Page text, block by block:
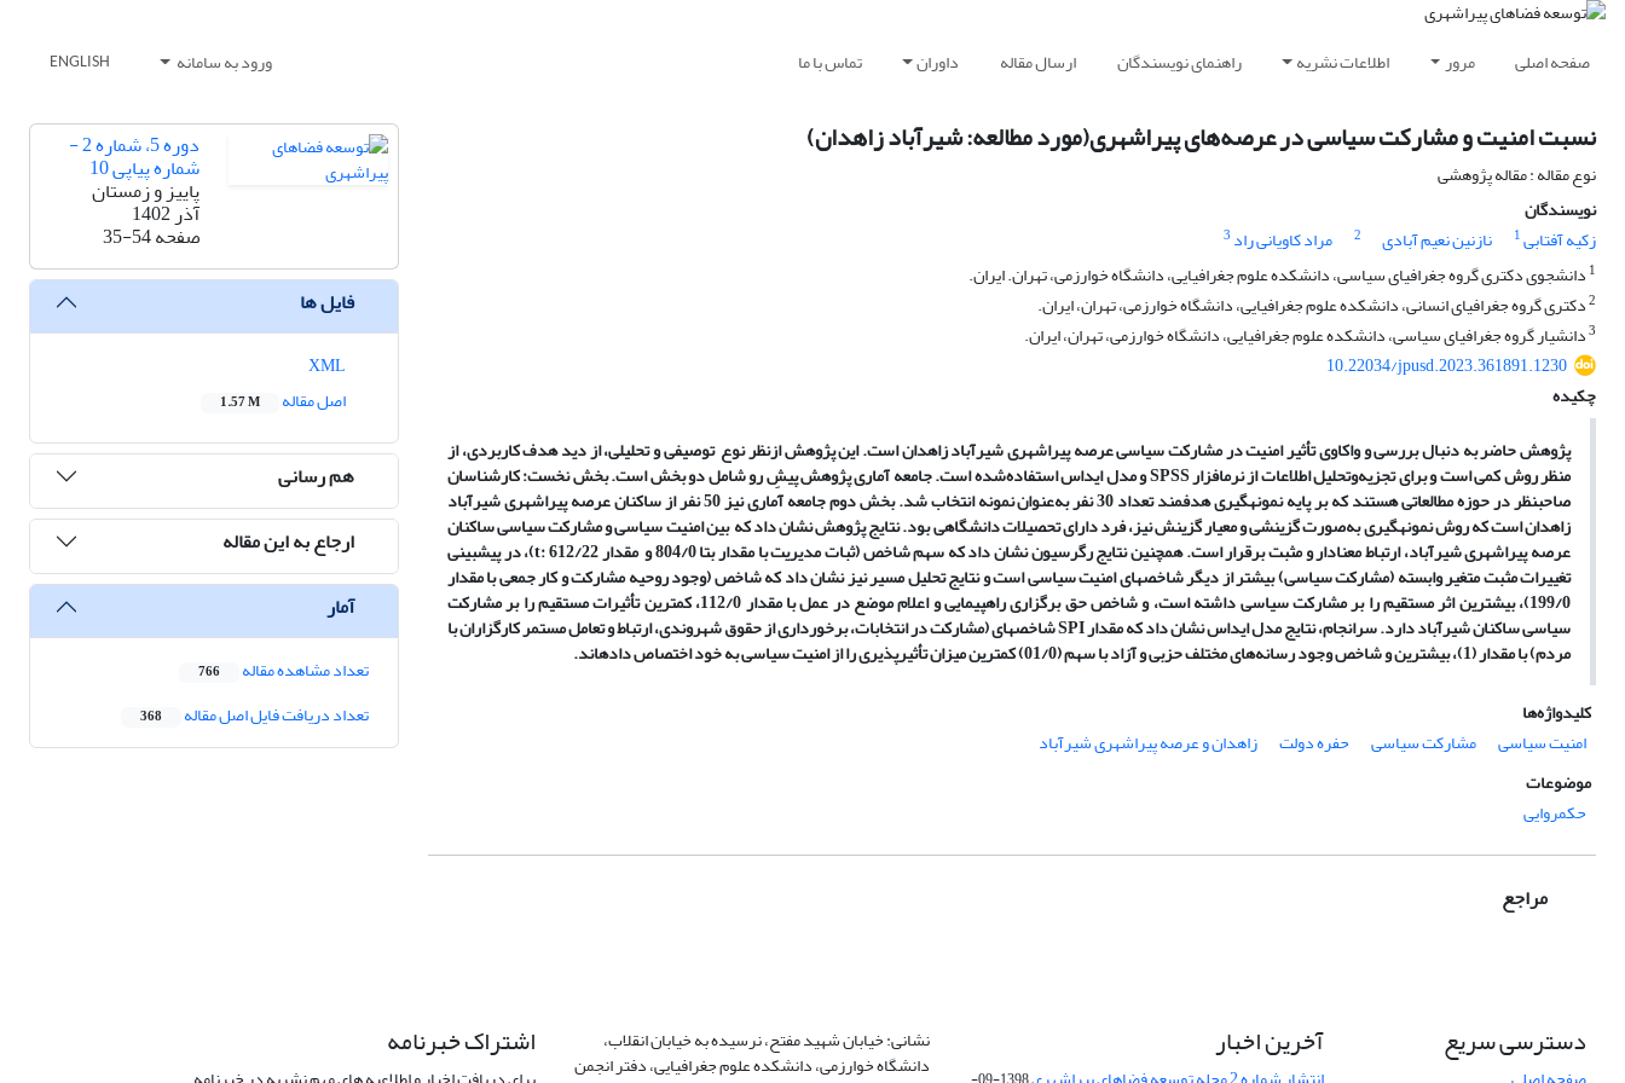
صفحه اصلی مرور اطلاعات نشریه راهنمای نویسندگان ارسال مقاله داوران تماس با ما ورود به سامانه ENGLISH
نسبت امنیت و مشارکت سیاسی در عرصه‌های پیراشهری(مورد مطالعه: شیرآباد زاهدان)
نوع مقاله : مقاله پژوهشی
نویسندگان
زکیه آفتابی1 نازنین نعیم آبادی 2 مراد کاویانی راد 3
1 دانشجوی دکتری گروه جغرافیای سیاسی، دانشکده علوم جغرافیایی، دانشگاه خوارزمی، تهران. ایران.
2دکتری گروه جغرافیای انسانی، دانشکده علوم جغرافیایی، دانشگاه خوارزمی، تهران، ایران.
3دانشیار گروه جغرافیای سیاسی، دانشکده علوم جغرافیایی، دانشگاه خوارزمی، تهران، ایران.
10.22034/jpusd.2023.361891.1230
چکیده
پژوهش حاضر به دنبال بررسی و واکاوی تأثیر امنیت در مشارکت سیاسی عرصه پیراشهری شیرآباد زاهدان است. این پژوهش ازنظر نوع توصیفی و تحلیلی، از دید هدف کاربردی، از
منظر روش کمی است و برای تجزیه‌وتحلیل اطلاعات از نرم­افزار SPSS و مدل ایداس استفاده‌شده است. جامعه آماری پژوهش پیشِ رو شامل دو بخش است. بخش نخست: کارشناسان
صاحب­نظر در حوزه مطالعاتی هستند که بر پایه نمونه­گیری هدفمند تعداد 30 نفر به‌عنوان نمونه انتخاب شد. بخش دوم جامعه آماری نیز 50 نفر از ساکنان عرصه پیراشهری شیرآباد
زاهدان است که روش نمونه­گیری به‌صورت گزینشی و معیار گزینش نیز، فرد دارای تحصیلات دانشگاهی بود. نتایج پژوهش نشان داد که بین امنیت سیاسی و مشارکت سیاسی ساکنان
عرصه­ پیراشهری شیرآباد، ارتباط معنادار و مثبت برقرار است. همچنین نتایج رگرسیون نشان داد که سهم شاخص (ثبات مدیریت با مقدار بتا 804/0 و مقدار t: 612/22)، در پیش­بینی
تغییرات مثبت متغیر وابسته (مشارکت سیاسی) بیشتر از دیگر شاخص­های امنیت سیاسی است و نتایج تحلیل مسیر نیز نشان داد که شاخص (وجود روحیه مشارکت و کار جمعی با مقدار
199/0)، بیشترین اثر مستقیم را بر مشارکت سیاسی داشته است، و شاخص حق برگزاری راهپیمایی و اعلام موضع در عمل با مقدار 112/0، کمترین تأثیرات مستقیم را بر مشارکت
سیاسی ساکنان شیرآباد دارد. سرانجام، نتایج مدل ایداس نشان داد که مقدار SPI شاخص­های (مشارکت در انتخابات، برخورداری از حقوق شهروندی، ارتباط و تعامل مستمر کارگزاران با
مردم) با مقدار (1)، بیشترین و شاخص وجود رسانه‌های مختلف حزبی و آزاد با سهم (01/0) کمترین میزان تأثیرپذیری را از امنیت سیاسی به خود اختصاص داده­اند.
کلیدواژه‌ها
امنیت سیاسی
مشارکت سیاسی حفره دولت
زاهدان و عرصه پیراشهری شیرآباد
موضوعات
حکمروایی
مراجع
دوره 5، شماره 2 -
شماره پیاپی 10
پاییز و زمستان
آذر 1402
صفحه35-54
فایل ها
اصل مقاله
1.57 M
هم رسانی
ارجاع به این مقاله
آمار
تعداد مشاهده مقاله 766
تعداد دریافت فایل اصل مقاله 368
دسترسی سریع آخرین اخبار نشانی: خیابان شهید مفتح، نرسیده به خیابان انقلاب،
دانشگاه خوارزمی، دانشکده علوم جغرافیایی، دفتر انجمن
اشتراک خبرنامه